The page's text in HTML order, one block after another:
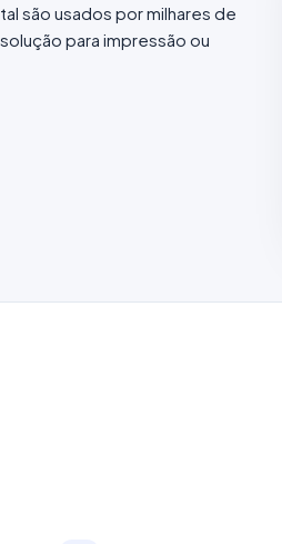
são usados por milhares de
para impressão ou